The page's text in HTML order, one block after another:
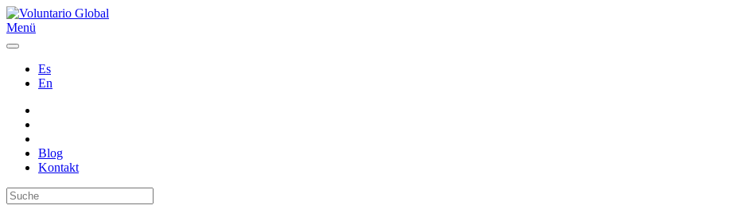
Menü
Es
En
Blog
Kontakt